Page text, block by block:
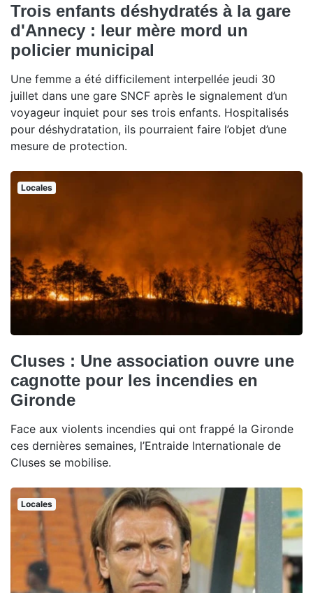
Trois enfants déshydratés à la gare
d'Annecy : leur mère mord un
policier municipal
Une femme a été difficilement interpellée jeudi 30
juillet dans une gare SNCF après le signalement d’un
voyageur inquiet pour ses trois enfants. Hospitalisés
pour déshydratation, ils pourraient faire l’objet d’une
mesure de protection.
Locales
Cluses : Une association ouvre une
cagnotte pour les incendies en
Gironde
Face aux violents incendies qui ont frappé la Gironde
ces dernières semaines, l’Entraide Internationale de
Cluses se mobilise.
Locales